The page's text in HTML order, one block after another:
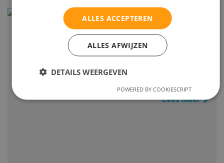
Gaat u dit jaar op vakantie naar Frankrijk of komt u graag
in Frankrijk? Voor kinderen is het leuk als zij op vakantie
wat woordjes Frans kunnen spreken.
Lees meer
ALLES ACCEPTEREN
ALLES AFWIJZEN
DETAILS WEERGEVEN
POWERED BY COOKIESCRIPT